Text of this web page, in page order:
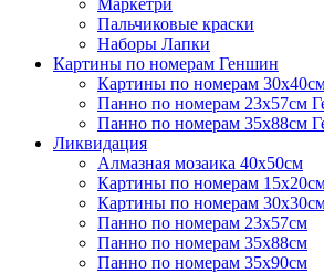
Маркетри
Пальчиковые краски
Наборы Лапки
Картины по номерам Геншин
Картины по номерам
Панно по номерам 23х57см
Панно по номерам 35х88см
Ликвидация
Алмазная мозаика 40х50см
Картины по номерам
Картины по номерам
Панно по номерам 23х57см
Панно по номерам 35х88см
Панно по номерам 35х90см